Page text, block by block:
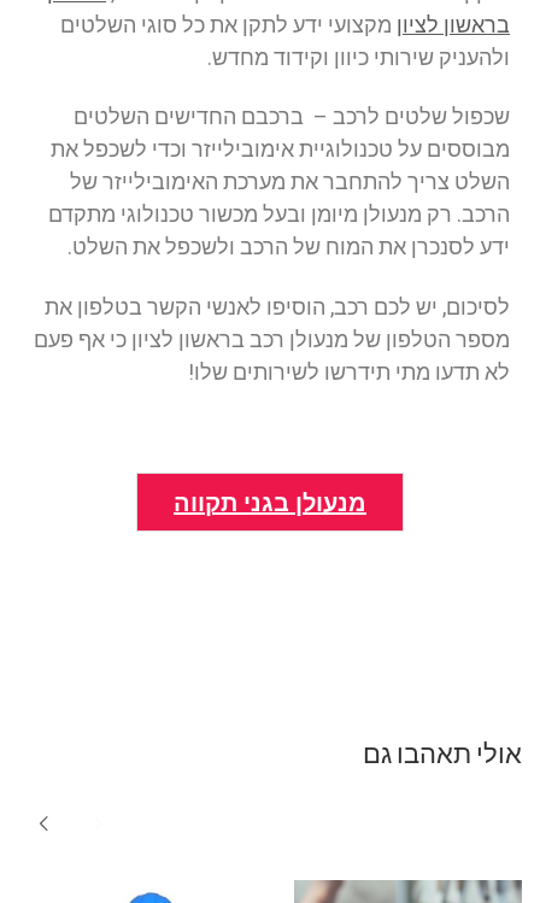
בראשון לציון מקצועי ידע לתקן את כל סוגי השלטים
ולהעניק שירותי כיוון וקידוד מחדש.
שכפול שלטים לרכב – ברכבם החדישים השלטים
מבוססים על טכנולוגיית אימובילייזר וכדי לשכפל את
השלט צריך להתחבר את מערכת האימובילייזר של
הרכב. רק מנעולן מיומן ובעל מכשור טכנולוגי מתקדם
ידע לסנכרן את המוח של הרכב ולשכפל את השלט.
לסיכום, יש לכם רכב, הוסיפו לאנשי הקשר בטלפון את
מספר הטלפון של מנעולן רכב בראשון לציון כי אף פעם
לא תדעו מתי תידרשו לשירותים שלו!
מנעולן בגני תקווה
אולי תאהבו גם